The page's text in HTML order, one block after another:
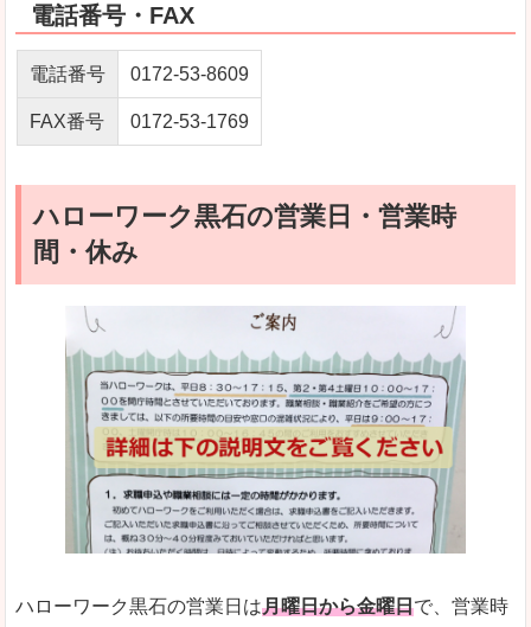
電話番号・FAX
電話番号 0172-53-8609
FAX番号 0172-53-1769
ハローワーク黒石の営業日・営業時
間・休み
ハローワーク黒石の営業日は月曜日から金曜日で、営業時